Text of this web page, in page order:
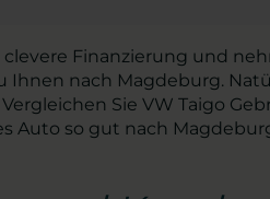
Finanzierung und
Ihnen nach Magdeburg.
Sie VW Taigo
Auto so gut nach